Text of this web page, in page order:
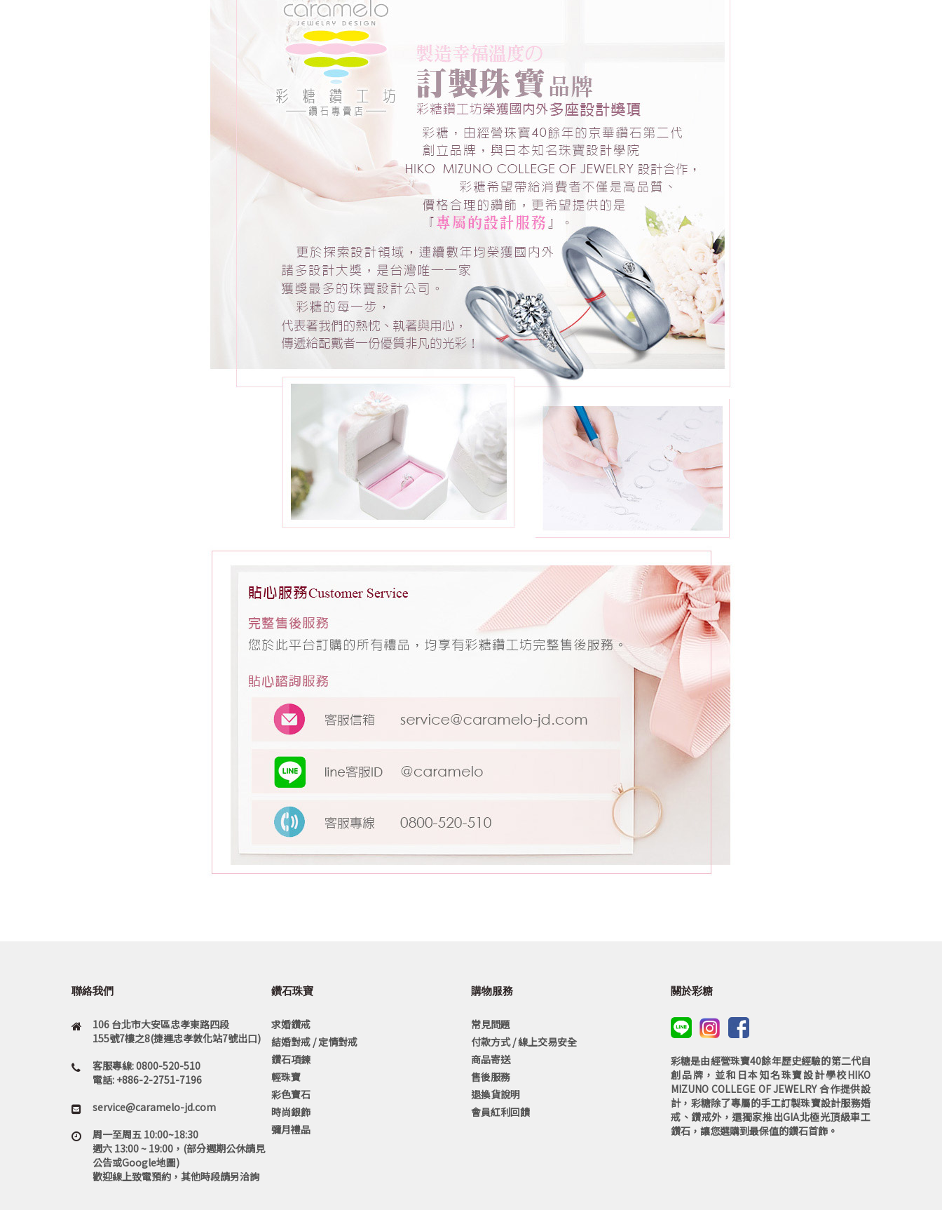
聯絡我們
106 台北市大安區忠孝東路四段
155號7樓之8(捷運忠孝敦化站7號出口)
客服專線: 0800-520-510
電話: +886-2-2751-7196
service@caramelo-jd.com
周一至周五 10:00~18:30
週六 13:00 ~ 19:00，(部分週期公休請見
公告或Google地圖)
歡迎線上致電預約，其他時段請另洽詢
鑽石珠寶
求婚鑽戒
結婚對戒 / 定情對戒
鑽石項鍊
輕珠寶
彩色寶石
時尚銀飾
彌月禮品
購物服務
常見問題
付款方式 / 線上交易安全
商品寄送
售後服務
退換貨說明
會員紅利回饋
關於彩糖
彩糖是由經營珠寶40餘年歷史經驗的第二代自
創品牌，並和日本知名珠寶設計學校HIKO
MIZUNO COLLEGE OF JEWELRY 合作提供設
計，彩糖除了專屬的手工訂製珠寶設計服務婚
戒、鑽戒外，還獨家推出GIA北極光頂級車工
鑽石，讓您選購到最保值的鑽石首飾。